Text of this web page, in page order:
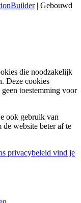
| Gebouwd
die noodzakelijk
Deze cookies
toestemming voor
ook gebruik van
website beter af te
privacybeleid vind je